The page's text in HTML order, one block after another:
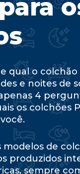
qual o colchão
e noites de
4
os colchões
modelos de
produzidos
sempre